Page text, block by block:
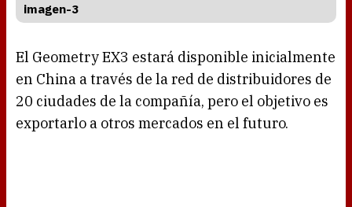
imagen-3
El Geometry EX3 estará disponible inicialmente
en China a través de la red de distribuidores de
20 ciudades de la compañía, pero el objetivo es
exportarlo a otros mercados en el futuro.